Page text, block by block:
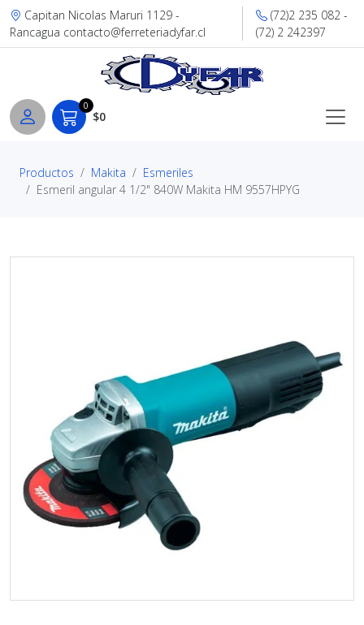
Capitan Nicolas Maruri 1129 -
Rancagua contacto@ferreteriadyfar.cl
(72)2 235 082 -
(72) 2 242397
0
$0
Productos Makita
Esmeriles
Esmeril angular 4 1/2" 840W Makita HM 9557HPYG